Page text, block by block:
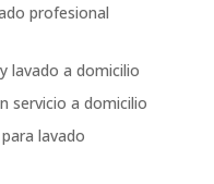
profesional
lavado a domicilio
servicio a domicilio
lavado